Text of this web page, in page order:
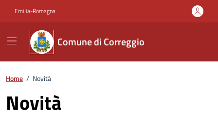
Emilia-Romagna
Comune di Correggio
Home / Novità
Novità